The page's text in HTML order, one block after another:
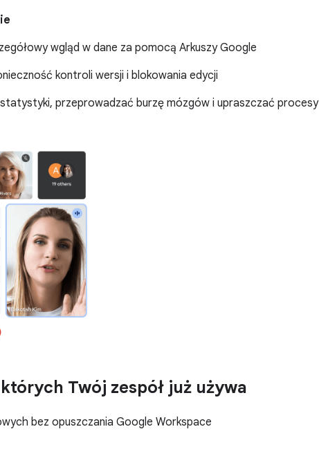
wgląd w dane za pomocą Arkuszy Google
kontroli wersji i blokowania edycji
przeprowadzać burzę mózgów i upraszczać procesy
Twój zespół już używa
bez opuszczania Google Workspace